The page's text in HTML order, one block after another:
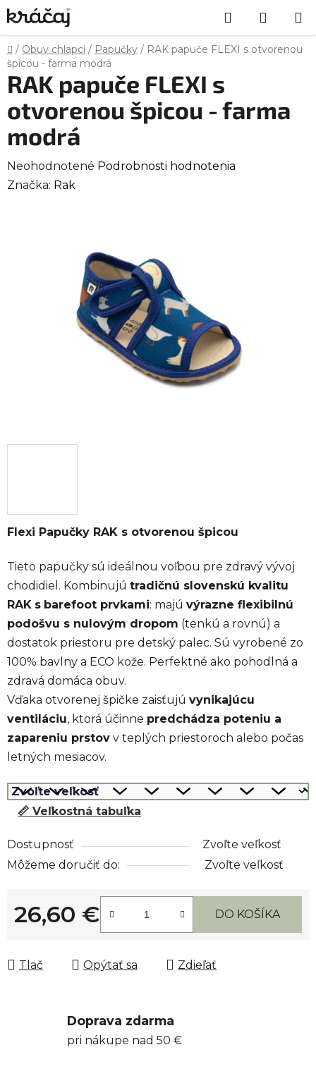
Prejsť
na
obsah
Hľadať
KOŠÍK
Domov
/ Obuv chlapci / Papučky / RAK papuče FLEXI s otvorenou
špicou - farma modrá
Flexi Papučky RAK s otvorenou špicou
Tieto papučky sú ideálnou voľbou pre zdravý vývoj
chodidiel. Kombinujú tradičnú slovenskú kvalitu
RAK s barefoot prvkami: majú výrazne flexibilnú
podošvu s nulovým dropom (tenkú a rovnú) a
dostatok priestoru pre detský palec. Sú vyrobené zo
100% bavlny a ECO kože. Perfektné ako pohodlná a
zdravá domáca obuv.
Vďaka otvorenej špičke zaisťujú vynikajúcu
ventiláciu, ktorá účinne predchádza poteniu a
zapareniu prstov v teplých priestoroch alebo počas
letných mesiacov.
📏 Veľkostná tabuľka
Dostupnosť
Zvoľte veľkosť
Môžeme doručiť do:
Zvoľte veľkosť
26,60 €
Jednotková cena:
DO KOŠÍKA
Tlač Opýtať sa Zdieľať
RAK papuče FLEXI s
otvorenou špicou - farma
modrá
Priemerné
hodnotenie
Neohodnotené Podrobnosti hodnotenia
Značka: Rak
Doprava zdarma
pri nákupe nad 50 €